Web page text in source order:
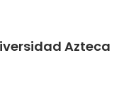
Azteca